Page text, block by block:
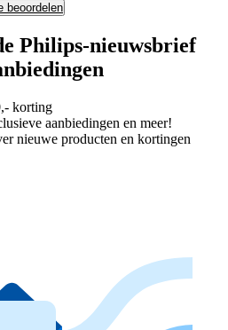
beoordelen
Philips-nieuwsbrief
korting
aanbiedingen en meer!
nieuwe producten en kortingen